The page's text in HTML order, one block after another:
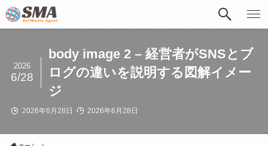
body image 2 – 経営者がSNSとブ
ログの違いを説明する図解イメー
ジ
2026
6/28
2026年6月28日 2026年6月28日